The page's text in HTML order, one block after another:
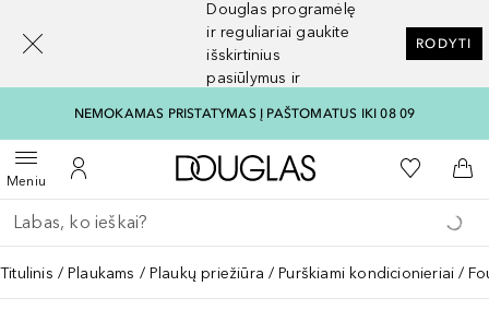
Douglas programėlę
ir reguliariai gaukite
išskirtinius
pasiūlymus ir
RODYTI
NEMOKAMAS PRISTATYMAS Į PAŠTOMATUS IKI 08 09
MeniuAtidaryti meniuĮ mano paskyrą
Į Douglas pagrindinį
Į mano
Į
Grįžk atgal
Vykdykite paiešką
Titulinis Plaukams Plaukų priežiūra Purškiami kondicionieriai
[navigation.slideout.screenreader]